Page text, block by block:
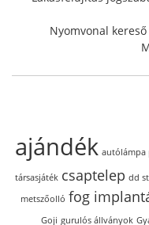
Nyomvonal
ajándék autólámpa
társasjáték csaptelep dd
metszőolló fog
Goji gurulós állványok